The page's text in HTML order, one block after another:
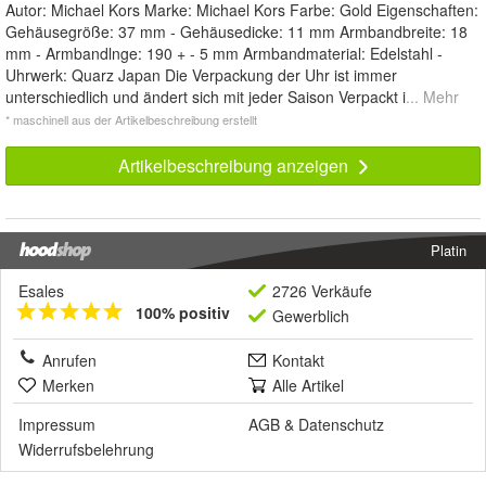
Autor: Michael Kors Marke: Michael Kors Farbe: Gold Eigenschaften:
Gehäusegröße: 37 mm - Gehäusedicke: 11 mm Armbandbreite: 18
mm - Armbandlnge: 190 + - 5 mm Armbandmaterial: Edelstahl -
Uhrwerk: Quarz Japan Die Verpackung der Uhr ist immer
unterschiedlich und ändert sich mit jeder Saison Verpackt i... Mehr
* maschinell aus der Artikelbeschreibung erstellt
Artikelbeschreibung anzeigen
Platin
Esales
100% positiv
2726 Verkäufe
Gewerblich
Anrufen
Kontakt
Merken
Alle Artikel
Impressum
AGB & Datenschutz
Widerrufsbelehrung